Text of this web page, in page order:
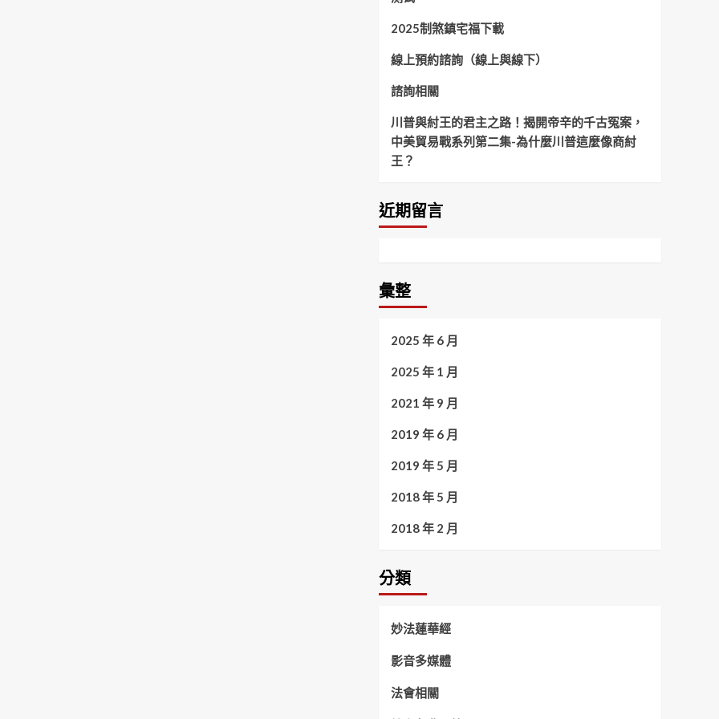
2025制煞鎮宅福下載
線上預約諮詢（線上與線下）
諮詢相關
川普與紂王的君主之路！揭開帝辛的千古冤案，
中美貿易戰系列第二集-為什麼川普這麼像商紂
王？
近期留言
彙整
2025 年 6 月
2025 年 1 月
2021 年 9 月
2019 年 6 月
2019 年 5 月
2018 年 5 月
2018 年 2 月
分類
妙法蓮華經
影音多媒體
法會相關